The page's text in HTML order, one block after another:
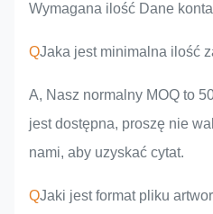
Wymagana ilość Dane
QJaka jest minimalna ilość
A, Nasz normalny MOQ to
jest dostępna, proszę nie
nami, aby uzyskać cytat.
QJaki jest format pliku